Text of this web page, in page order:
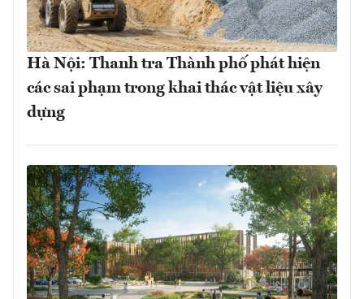
Hà Nội: Thanh tra Thành phố phát hiện
các sai phạm trong khai thác vật liệu xây
dựng